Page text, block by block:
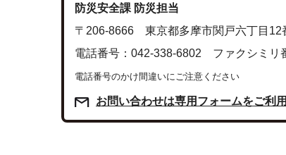
防災安全課 防災担当
〒206-8666 東京都多摩市関戸六丁目12
電話番号：042-338-6802 ファクシミリ
電話番号のかけ間違いにご注意ください
お問い合わせは専用フォームをご利